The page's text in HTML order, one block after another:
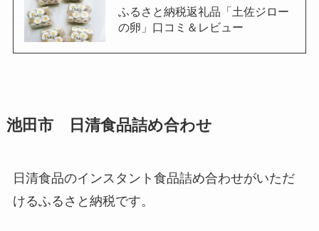
ふるさと納税返礼品「土佐ジロー
の卵」口コミ＆レビュー
池田市 日清食品詰め合わせ
日清食品のインスタント食品詰め合わせがいただ
けるふるさと納税です。